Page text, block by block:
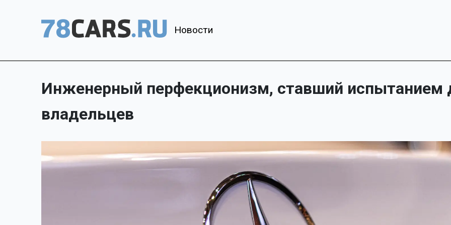
Новости
Инженерный перфекционизм, ставший испытанием
владельцев